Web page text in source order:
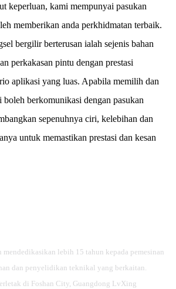
keperluan, kami mempunyai pasukan
memberikan anda perkhidmatan terbaik.
bergilir berterusan ialah sejenis bahan
perkakasan pintu dengan prestasi
aplikasi yang luas. Apabila memilih dan
boleh berkomunikasi dengan pasukan
sepenuhnya ciri, kelebihan dan
untuk memastikan prestasi dan kesan
mendedikasikan lebih 15 tahun kepada pemesinan
dan penyelidikan teknikal yang berkaitan.
di Foshan City, Guangdong LvXing